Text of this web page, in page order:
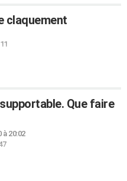
claquement
Que faire
à 20:02